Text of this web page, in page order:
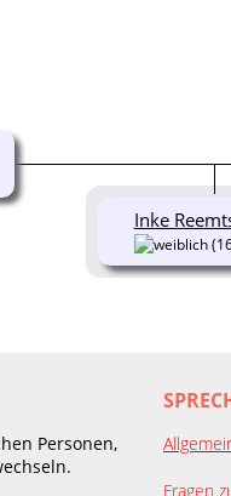
Inke
Personen,
Fragen